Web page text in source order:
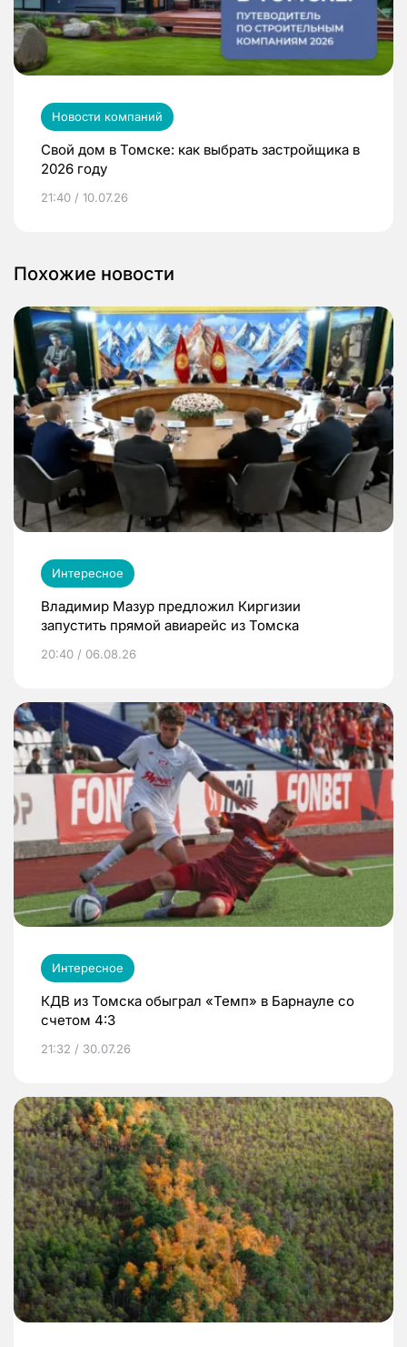
Новости компаний
Свой дом в Томске: как выбрать застройщика в
2026 году
21:40 / 10.07.26
Похожие новости
Интересное
Владимир Мазур предложил Киргизии
запустить прямой авиарейс из Томска
20:40 / 06.08.26
Интересное
КДВ из Томска обыграл «Темп» в Барнауле со
счетом 4:3
21:32 / 30.07.26